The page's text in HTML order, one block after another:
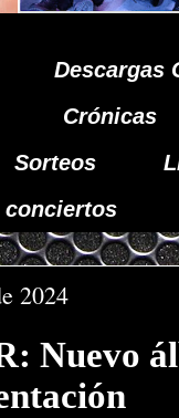
Descargas
Crónicas
Sorteos
conciertos
2024
Nuevo